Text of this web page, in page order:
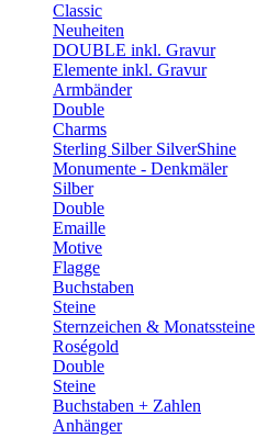
Classic
Neuheiten
DOUBLE inkl. Gravur
Elemente inkl. Gravur
Armbänder
Double
Charms
Sterling Silber SilverShine
Monumente - Denkmäler
Silber
Double
Emaille
Motive
Flagge
Buchstaben
Steine
Sternzeichen & Monatssteine
Roségold
Double
Steine
Buchstaben + Zahlen
Anhänger